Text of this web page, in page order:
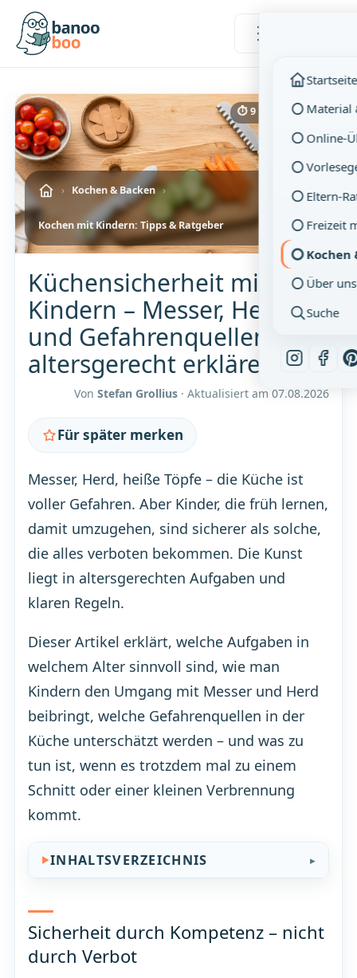
Startseite
Material
Online-
Eltern-
Freizeit
Kochen
Über uns
Suche
› Kochen & Backen ›
Kochen mit Kindern: Tipps & Ratgeber
⏱ 9 Min. Lesezeit
Küchensicherheit mit
Kindern – Messer, Herd
und Gefahrenquellen
altersgerecht erklären
VonStefan Grollius · Aktualisiert am07.08.2026
Für später merken
Messer, Herd, heiße Töpfe – die Küche ist
voller Gefahren. Aber Kinder, die früh lernen,
damit umzugehen, sind sicherer als solche,
die alles verboten bekommen. Die Kunst
liegt in altersgerechten Aufgaben und
klaren Regeln.
Dieser Artikel erklärt, welche Aufgaben in
welchem Alter sinnvoll sind, wie man
Kindern den Umgang mit Messer und Herd
beibringt, welche Gefahrenquellen in der
Küche unterschätzt werden – und was zu
tun ist, wenn es trotzdem mal zu einem
Schnitt oder einer kleinen Verbrennung
kommt.
INHALTSVERZEICHNIS
Sicherheit durch Kompetenz – nicht
durch Verbot